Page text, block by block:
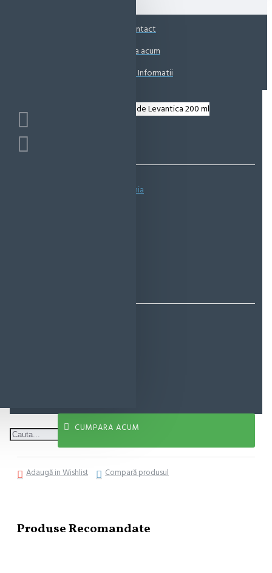
Contact
Suna acum
Solicita Informatii
Spune-ţi opinia
CUMPARA ACUM
Adaugă in Wishlist Compară produsul
Produse Recomandate